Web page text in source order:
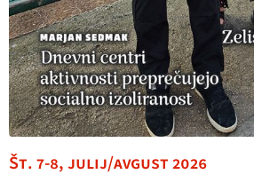
Št. 7-8, julij/avgust 2026